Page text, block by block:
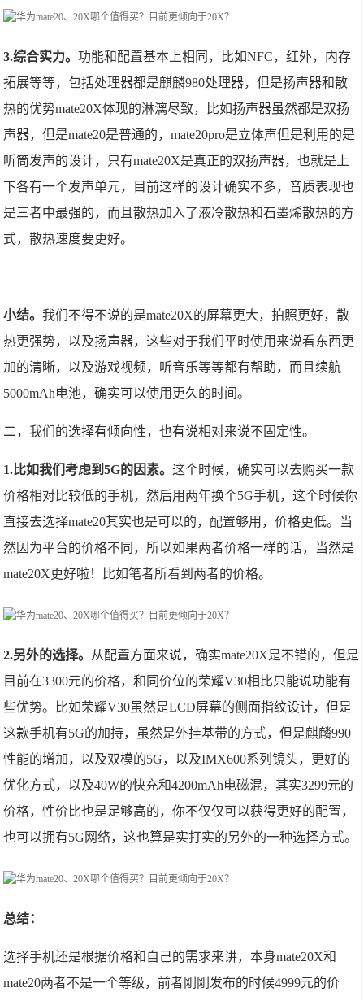
3.综合实力。功能和配置基本上相同，比如NFC，红外，内存
拓展等等，包括处理器都是麒麟980处理器，但是扬声器和散
热的优势mate20X体现的淋漓尽致，比如扬声器虽然都是双扬
声器，但是mate20是普通的，mate20pro是立体声但是利用的是
听筒发声的设计，只有mate20X是真正的双扬声器，也就是上
下各有一个发声单元，目前这样的设计确实不多，音质表现也
是三者中最强的，而且散热加入了液冷散热和石墨烯散热的方
式，散热速度要更好。
小结。我们不得不说的是mate20X的屏幕更大，拍照更好，散
热更强势，以及扬声器，这些对于我们平时使用来说看东西更
加的清晰，以及游戏视频，听音乐等等都有帮助，而且续航
5000mAh电池，确实可以使用更久的时间。
二，我们的选择有倾向性，也有说相对来说不固定性。
1.比如我们考虑到5G的因素。这个时候，确实可以去购买一款
价格相对比较低的手机，然后用两年换个5G手机，这个时候你
直接去选择mate20其实也是可以的，配置够用，价格更低。当
然因为平台的价格不同，所以如果两者价格一样的话，当然是
mate20X更好啦！比如笔者所看到两者的价格。
2.另外的选择。 从配置方面来说，确实mate20X是不错的，但是
目前在3300元的价格，和同价位的荣耀V30相比只能说功能有
些优势。比如荣耀V30虽然是LCD屏幕的侧面指纹设计，但是
这款手机有5G的加持，虽然是外挂基带的方式，但是麒麟990
性能的增加，以及双模的5G，以及IMX600系列镜头，更好的
优化方式，以及40W的快充和4200mAh电磁混，其实3299元的
价格，性价比也是足够高的，你不仅仅可以获得更好的配置，
也可以拥有5G网络，这也算是实打实的另外的一种选择方式。
总结：
选择手机还是根据价格和自己的需求来讲，本身mate20X和
mate20两者不是一个等级，前者刚刚发布的时候4999元的价